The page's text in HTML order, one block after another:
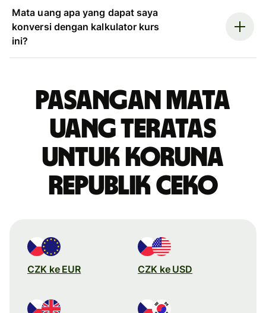
Mata uang apa yang dapat saya
konversi dengan kalkulator kurs
ini?
Pasangan mata
uang teratas
untuk koruna
Republik Ceko
CZK ke EUR CZK ke USD